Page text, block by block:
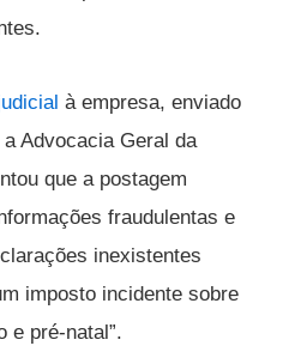
à empresa, enviado
Advocacia Geral da
que a postagem
fraudulentas e
inexistentes
imposto incidente sobre
e pré-natal”.